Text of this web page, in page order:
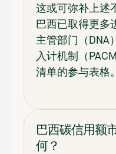
这或可弥补上述
巴西已取得更多
主管部门（DNA
入计机制（
清单的参与表格。
巴西碳信用额
何？